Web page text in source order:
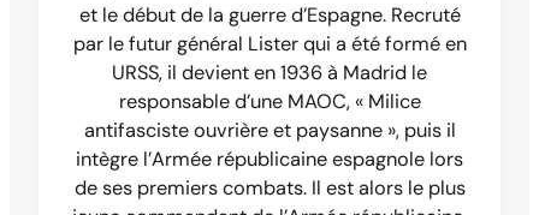
et le début de la guerre d’Espagne. Recruté
par le futur général Lister qui a été formé en
URSS, il devient en 1936 à Madrid le
responsable d’une MAOC, « Milice
antifasciste ouvrière et paysanne », puis il
intègre l’Armée républicaine espagnole lors
de ses premiers combats. Il est alors le plus